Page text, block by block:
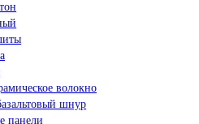
волокно
шнур
панели